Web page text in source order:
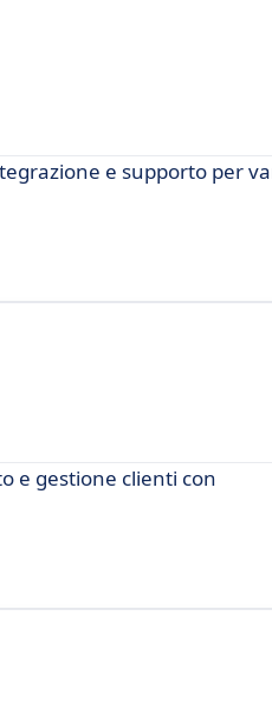
e supporto per
e gestione clienti con